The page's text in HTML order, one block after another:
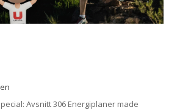
Avsnitt 306 Energiplaner made